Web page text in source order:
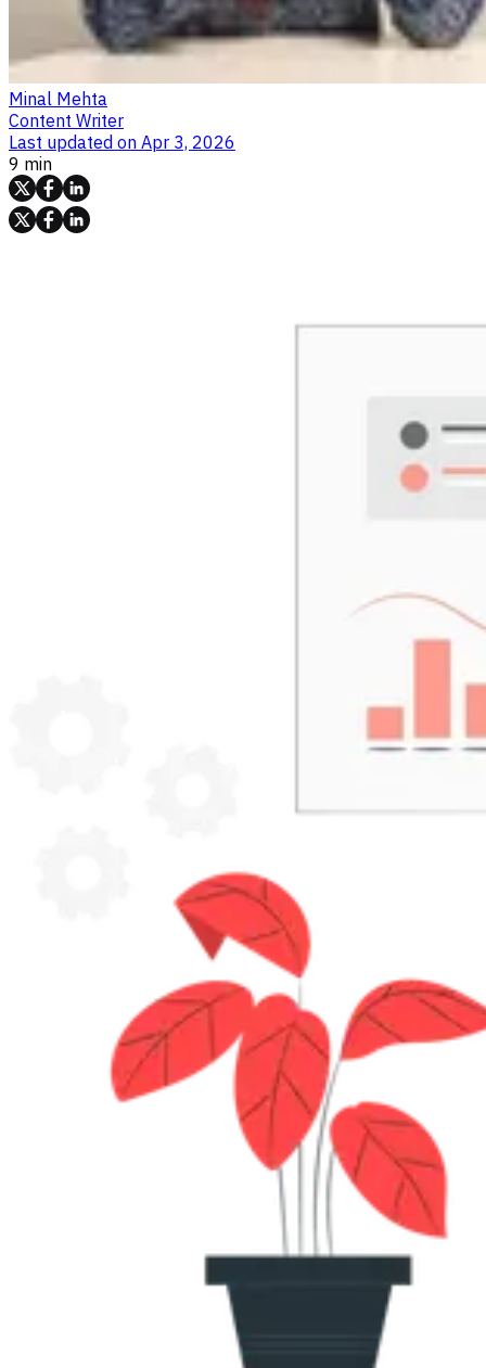
Minal Mehta
Content Writer
Last updated on Apr 3, 2026
9 min